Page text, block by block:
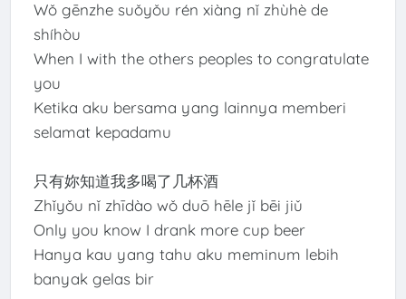
Wǒ gēnzhe suǒyǒu rén xiàng nǐ zhùhè de
shíhòu
When I with the others peoples to congratulate
you
Ketika aku bersama yang lainnya memberi
selamat kepadamu
只有妳知道我多喝了几杯酒
Zhǐyǒu nǐ zhīdào wǒ duō hēle jǐ bēi jiǔ
Only you know I drank more cup beer
Hanya kau yang tahu aku meminum lebih
banyak gelas bir